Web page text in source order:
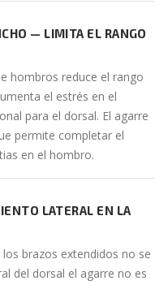
— LIMITA EL RANGO
hombros reduce el rango
el estrés en el
para el dorsal. El agarre
permite completar el
en el hombro.
LATERAL EN LA
brazos extendidos no se
del dorsal el agarre no es